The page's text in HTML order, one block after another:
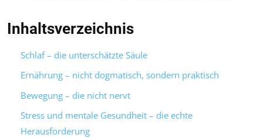
Inhaltsverzeichnis
Schlaf – die unterschätzte Säule
Ernährung – nicht dogmatisch, sondern praktisch
Bewegung – die nicht nervt
Stress und mentale Gesundheit – die echte
Herausforderung